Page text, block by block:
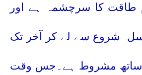
طاقت کا سرچشمہ ہے اور
شروع سے لے کر آخر تک
ساتھ مشروط ہے۔جس وقت